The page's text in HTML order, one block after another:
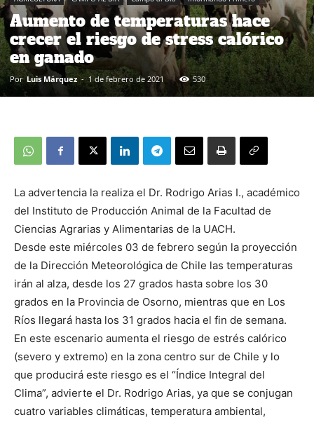
Aumento de temperaturas hace
crecer el riesgo de stress calórico
en ganado
Por Luis Márquez - 1 de febrero de 2021 530
La advertencia la realiza el Dr. Rodrigo Arias I., académico
del Instituto de Producción Animal de la Facultad de
Ciencias Agrarias y Alimentarias de la UACH.
Desde este miércoles 03 de febrero según la proyección
de la Dirección Meteorológica de Chile las temperaturas
irán al alza, desde los 27 grados hasta sobre los 30
grados en la Provincia de Osorno, mientras que en Los
Ríos llegará hasta los 31 grados hacia el fin de semana.
En este escenario aumenta el riesgo de estrés calórico
(severo y extremo) en la zona centro sur de Chile y lo
que producirá este riesgo es el “Índice Integral del
Clima”, advierte el Dr. Rodrigo Arias, ya que se conjugan
cuatro variables climáticas, temperatura ambiental,